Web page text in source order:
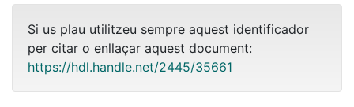
Si us plau utilitzeu sempre aquest identificador
per citar o enllaçar aquest document:
https://hdl.handle.net/2445/35661